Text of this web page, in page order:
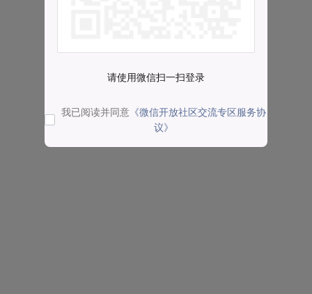
请使用微信扫一扫登录
我已阅读并同意 《微信开放社区交流专区服务协
议》